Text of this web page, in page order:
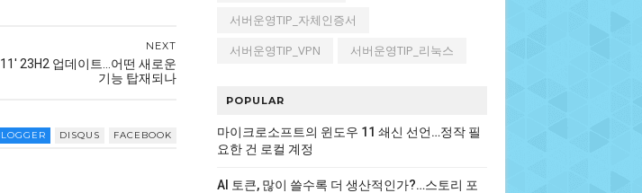
NEXT
23H2 업데이트…어떤 새로운
기능 탑재되나
DISQUS FACEBOOK
서버운영TIP_자체인증서
서버운영TIP_VPN
서버운영TIP_리눅스
POPULAR
마이크로소프트의 윈도우 11 쇄신 선언…정작 필
요한 건 로컬 계정
AI 토큰, 많이 쓸수록 더 생산적인가?…스토리 포